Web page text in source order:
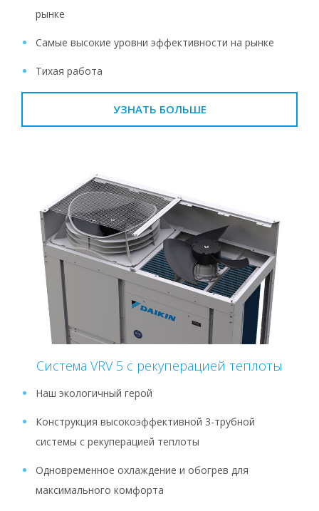
рынке
Самые высокие уровни эффективности на рынке
Тихая работа
УЗНАТЬ БОЛЬШЕ
Система VRV 5 с рекуперацией теплоты
Наш экологичный герой
Конструкция высокоэффективной 3-трубной
системы с рекуперацией теплоты
Одновременное охлаждение и обогрев для
максимального комфорта